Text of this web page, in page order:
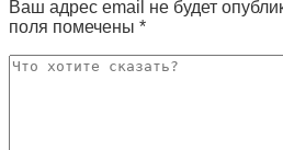
Ваш адрес email не будет
поля помечены *